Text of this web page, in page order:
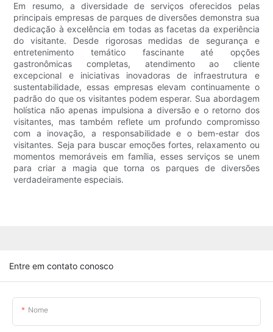
Em resumo, a diversidade de serviços oferecidos pelas
principais empresas de parques de diversões demonstra sua
dedicação à excelência em todas as facetas da experiência
do visitante. Desde rigorosas medidas de segurança e
entretenimento temático fascinante até opções
gastronômicas completas, atendimento ao cliente
excepcional e iniciativas inovadoras de infraestrutura e
sustentabilidade, essas empresas elevam continuamente o
padrão do que os visitantes podem esperar. Sua abordagem
holística não apenas impulsiona a diversão e o retorno dos
visitantes, mas também reflete um profundo compromisso
com a inovação, a responsabilidade e o bem-estar dos
visitantes. Seja para buscar emoções fortes, relaxamento ou
momentos memoráveis ​​em família, esses serviços se unem
para criar a magia que torna os parques de diversões
verdadeiramente especiais.
Entre em contato conosco
Nome